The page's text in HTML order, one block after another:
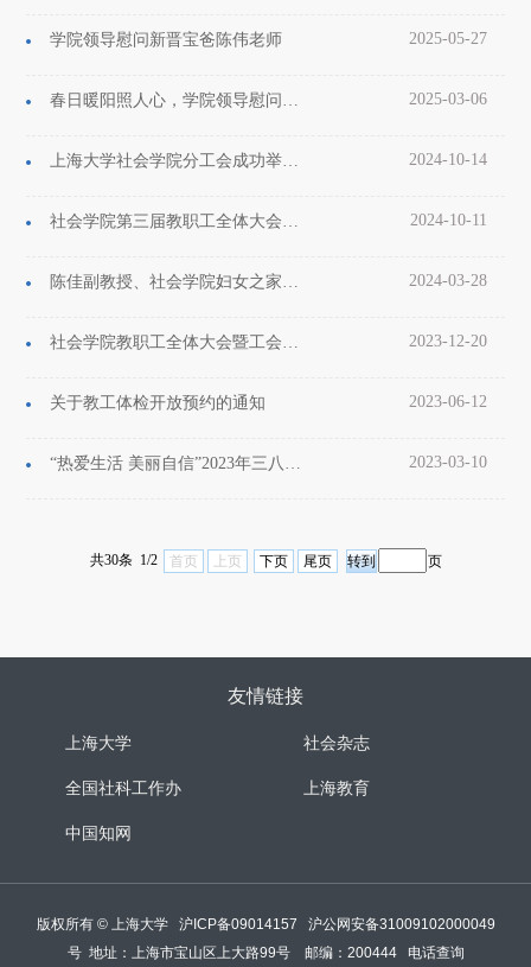
学院领导慰问新晋宝爸陈伟老师 2025-05-27
春日暖阳照人心，学院领导慰问新晋宝妈教师 2025-03-06
上海大学社会学院分工会成功举办教职工集体生日会 2024-10-14
社会学院第三届教职工全体大会暨工会会员大会第二次会议顺利举办 2024-10-11
陈佳副教授、社会学院妇女之家获2023年度上海大学先进表彰 2024-03-28
社会学院教职工全体大会暨工会会员全体大会顺利召开 2023-12-20
关于教工体检开放预约的通知 2023-06-12
“热爱生活 美丽自信”2023年三八节美妆课堂活动 2023-03-10
共30条 1/2 首页 上页 下页 尾页 页
友情链接
上海大学 社会杂志
全国社科工作办 上海教育
中国知网
版权所有 ©上海大学 沪ICP备09014157
沪公网安备31009102000049
号地址：上海市宝山区上大路99号 邮编：200444 电话查询